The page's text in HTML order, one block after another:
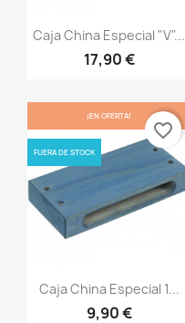
Vista rápida
Caja China Especial "V"...
17,90 €
Vista rápida
Caja China Especial 1...
9,90 €
¡EN OFERTA!
FUERA DE STOCK
favorite_border